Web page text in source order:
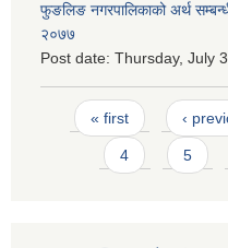
फुङलिङ नगरपालिकाको अर्थ
२०७७
Post date: Thursday, July
Pages
« first ‹
4 5